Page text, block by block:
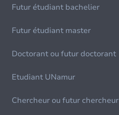
Futur étudiant bachelier
Futur étudiant master
Doctorant ou futur doctorant
Etudiant UNamur
Chercheur ou futur chercheur